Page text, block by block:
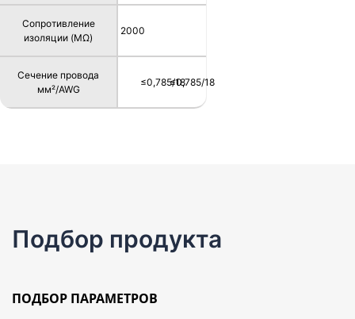
Сопротивление
изоляции (MΩ)
Сечение провода
мм²/AWG
2000
≤0,785/18≤0,785/18
Подбор продукта
ПОДБОР ПАРАМЕТРОВ